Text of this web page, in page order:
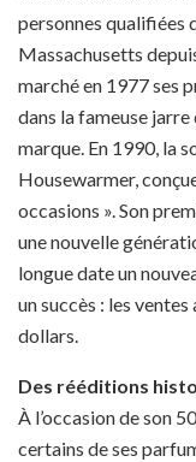
personnes qualifiées
Massachusetts
marché en 1977 ses
dans la fameuse
marque. En 1990, la
Housewarmer,
occasions ». Son
une nouvelle
longue date un
un succès : les
dollars.
Des rééditions
À l’occasion de son
certains de ses